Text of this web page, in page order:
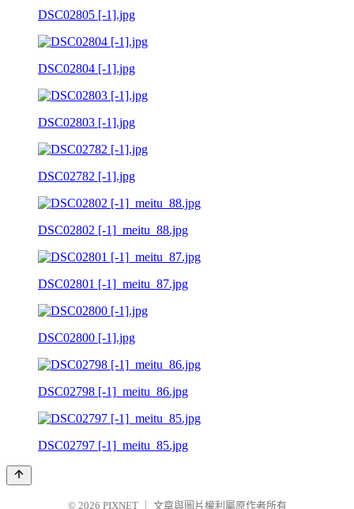
DSC02805 [-1].jpg
DSC02804 [-1].jpg
DSC02803 [-1].jpg
DSC02782 [-1].jpg
DSC02802 [-1]_meitu_88.jpg
DSC02801 [-1]_meitu_87.jpg
DSC02800 [-1].jpg
DSC02798 [-1]_meitu_86.jpg
DSC02797 [-1]_meitu_85.jpg
© 2026 PIXNET 文章與圖片權利屬原作者所有